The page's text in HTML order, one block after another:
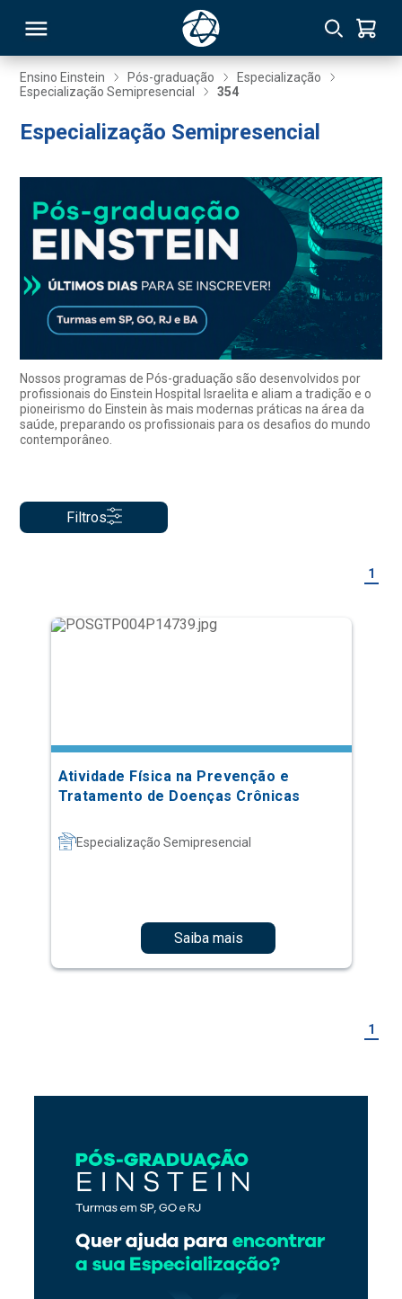
Ensino Einstein Pós-graduação
Especialização
Especialização Semipresencial
354
Especialização Semipresencial
Nossos programas de Pós-graduação são desenvolvidos por
profissionais do Einstein Hospital Israelita e aliam a tradição e o
pioneirismo do Einstein às mais modernas práticas na área da
saúde, preparando os profissionais para os desafios do mundo
contemporâneo.
Filtros
1
Atividade Física na Prevenção e
Tratamento de Doenças Crônicas
Especialização Semipresencial
Saiba mais
1